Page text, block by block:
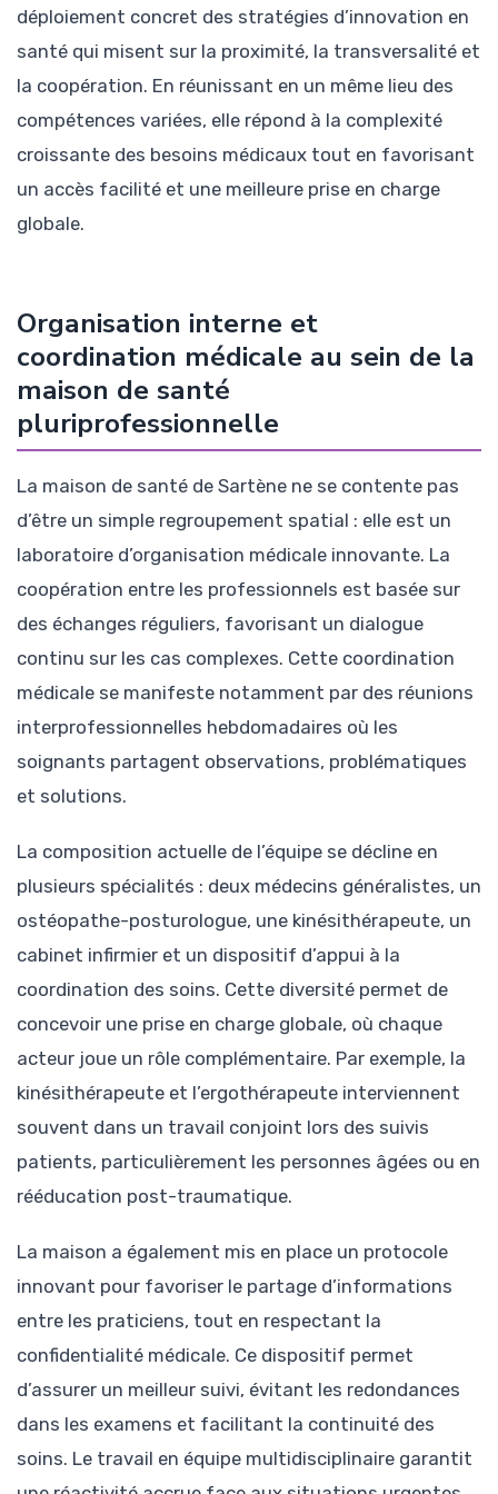
déploiement concret des stratégies d’innovation en
santé qui misent sur la proximité, la transversalité et
la coopération. En réunissant en un même lieu des
compétences variées, elle répond à la complexité
croissante des besoins médicaux tout en favorisant
un accès facilité et une meilleure prise en charge
globale.
Organisation interne et
coordination médicale au sein de la
maison de santé
pluriprofessionnelle
La maison de santé de Sartène ne se contente pas
d’être un simple regroupement spatial : elle est un
laboratoire d’organisation médicale innovante. La
coopération entre les professionnels est basée sur
des échanges réguliers, favorisant un dialogue
continu sur les cas complexes. Cette coordination
médicale se manifeste notamment par des réunions
interprofessionnelles hebdomadaires où les
soignants partagent observations, problématiques
et solutions.
La composition actuelle de l’équipe se décline en
plusieurs spécialités : deux médecins généralistes, un
ostéopathe-posturologue, une kinésithérapeute, un
cabinet infirmier et un dispositif d’appui à la
coordination des soins. Cette diversité permet de
concevoir une prise en charge globale, où chaque
acteur joue un rôle complémentaire. Par exemple, la
kinésithérapeute et l’ergothérapeute interviennent
souvent dans un travail conjoint lors des suivis
patients, particulièrement les personnes âgées ou en
rééducation post-traumatique.
La maison a également mis en place un protocole
innovant pour favoriser le partage d’informations
entre les praticiens, tout en respectant la
confidentialité médicale. Ce dispositif permet
d’assurer un meilleur suivi, évitant les redondances
dans les examens et facilitant la continuité des
soins. Le travail en équipe multidisciplinaire garantit